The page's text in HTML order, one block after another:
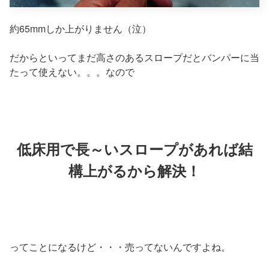
約65mmしか上がりません（泣）
だからといってまだ高さのあるスロープだとバンパーに当
たって使えない。。。なので
低床用で長～いスロープがあれば結
構上がるから解決！
ってことになるけど・・・売ってないんですよね。